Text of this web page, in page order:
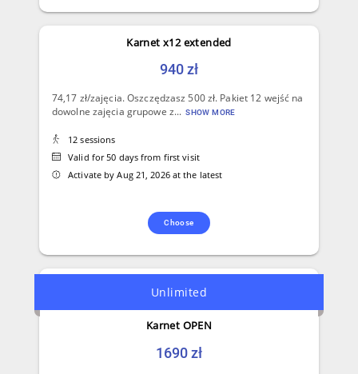
Karnet x12 extended
940 zł
74,17 zł/zajęcia. Oszczędzasz 500 zł. Pakiet 12 wejść na
dowolne zajęcia grupowe z... SHOW MORE
12 sessions
Valid for 50 days from first visit
Activate by Aug 21, 2026 at the latest
Choose
Unlimited
Karnet OPEN
1690 zł